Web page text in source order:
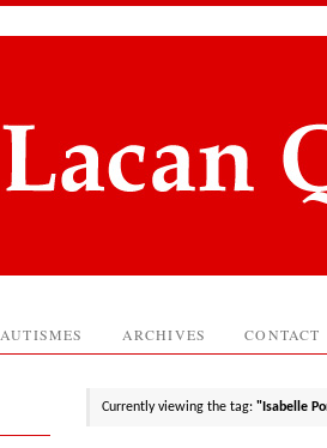
AUTISMES ARCHIVES CONTACT
Currently viewing the tag: "Isabelle